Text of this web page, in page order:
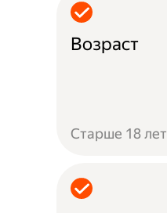
Возраст
Старше 18 лет